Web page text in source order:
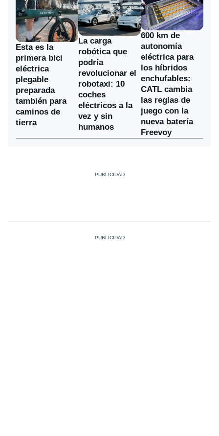
Esta es la
primera bici
eléctrica
plegable
preparada
también para
caminos de
tierra
La carga
robótica que
podría
revolucionar el
robotaxi: 10
coches
eléctricos a la
vez y sin
humanos
600 km de
autonomía
eléctrica para
los híbridos
enchufables:
CATL cambia
las reglas de
juego con la
nueva batería
Freevoy